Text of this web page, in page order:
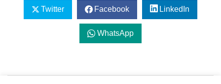
Twitter Facebook LinkedIn
WhatsApp